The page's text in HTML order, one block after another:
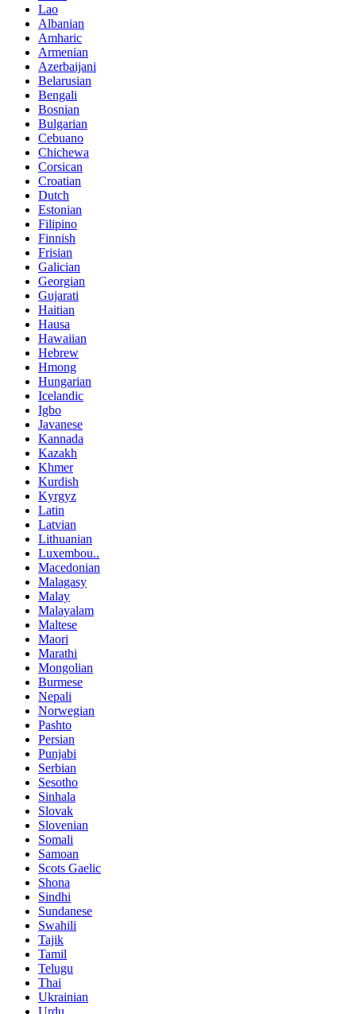
Lao
Albanian
Amharic
Armenian
Azerbaijani
Belarusian
Bengali
Bosnian
Bulgarian
Cebuano
Chichewa
Corsican
Croatian
Dutch
Estonian
Filipino
Finnish
Frisian
Galician
Georgian
Gujarati
Haitian
Hausa
Hawaiian
Hebrew
Hmong
Hungarian
Icelandic
Igbo
Javanese
Kannada
Kazakh
Khmer
Kurdish
Kyrgyz
Latin
Latvian
Lithuanian
Luxembou..
Macedonian
Malagasy
Malay
Malayalam
Maltese
Maori
Marathi
Mongolian
Burmese
Nepali
Norwegian
Pashto
Persian
Punjabi
Serbian
Sesotho
Sinhala
Slovak
Slovenian
Somali
Samoan
Scots Gaelic
Shona
Sindhi
Sundanese
Swahili
Tajik
Tamil
Telugu
Thai
Ukrainian
Urdu